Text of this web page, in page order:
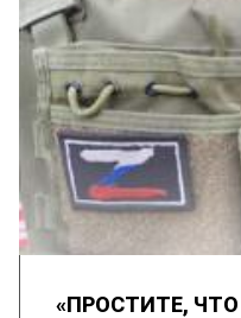
«ПРОСТИТЕ, ЧТО